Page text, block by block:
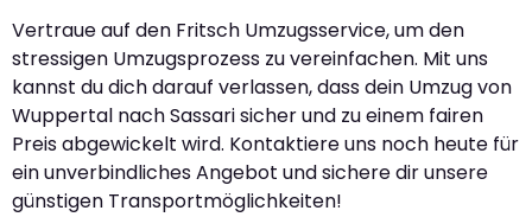
Vertraue auf den Fritsch Umzugsservice, um den
stressigen Umzugsprozess zu vereinfachen. Mit uns
kannst du dich darauf verlassen, dass dein Umzug von
Wuppertal nach Sassari sicher und zu einem fairen
Preis abgewickelt wird. Kontaktiere uns noch heute für
ein unverbindliches Angebot und sichere dir unsere
günstigen Transportmöglichkeiten!